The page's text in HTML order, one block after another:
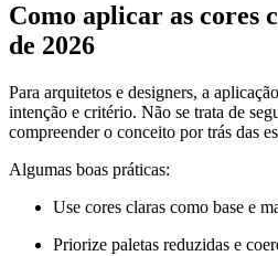
Como aplicar as cores
de 2026
Para arquitetos e designers, a
intenção e critério. Não se trata de
compreender o conceito por trás das
Algumas boas práticas:
Use cores claras como base e
Priorize paletas reduzidas e